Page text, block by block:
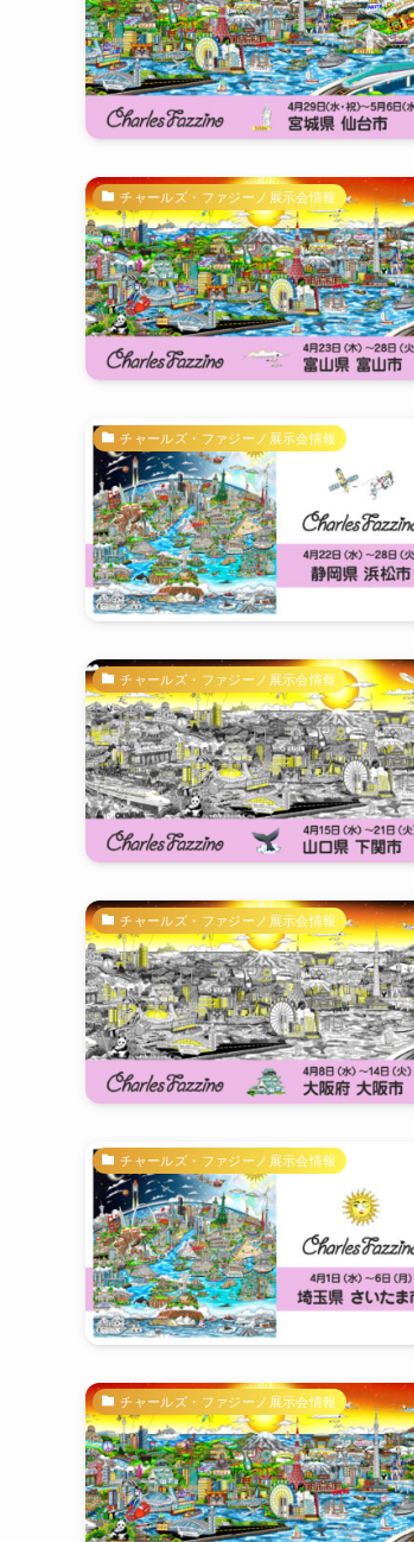
チャールズ・ファジーノ展示会情報
チャールズ・ファジーノ展示会情報
チャールズ・ファジーノ展示会情報
チャールズ・ファジーノ展示会情報
チャールズ・ファジーノ展示会情報
チャールズ・ファジーノ展示会情報